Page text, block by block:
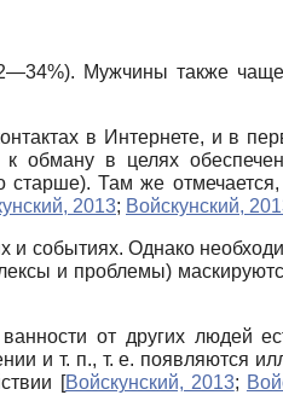
Мужчины также
в Интернете, и в
обману в целях
Там же
2013; Войскунский,
и событиях. Однако
и проблемы)
от других людей
и т. п., т. е. появляются
[Войскунский, 2013;